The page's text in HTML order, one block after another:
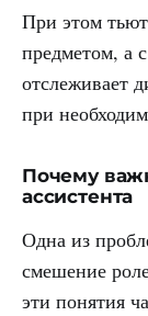
При этом
предметом, а
отслеживает
при
Почему
ассистента
Одна из
смешение
эти понятия